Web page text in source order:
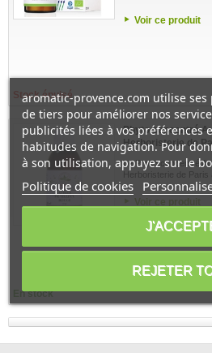
Voir ce produit
Stock épuisé
Phyto concentré
Herboristerie de
Le Phyto concentré
Herboristerie de Paris
Voir ce produit
En stock
aromatic-provence.com utilise ses
de tiers pour améliorer nos
publicités liées à vos préférences
habitudes de navigation. Pour
à son utilisation, appuyez sur le
Politique de cookies
REJETER